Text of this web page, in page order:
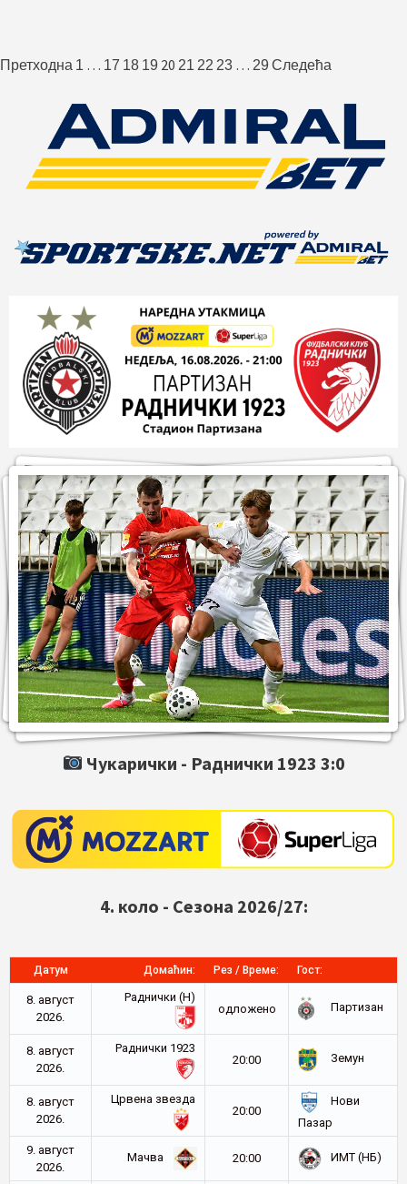
Пагинација
чланака
Претходна 1 … 17 18 19 20 21 22 23 … 29 Следећа
Чукарички - Раднички 1923 3:0
4. коло - Сезона 2026/27:
Датум Домаћин: Рез / Време: Гост:
8. август
2026.
Раднички (Н)
oдложено
Партизан
8. август
2026.
Раднички 1923
20:00
Земун
8. август
2026.
Црвена звезда
20:00
Нови
Пазар
9. август
2026.
Мачва 20:00 ИМТ (НБ)